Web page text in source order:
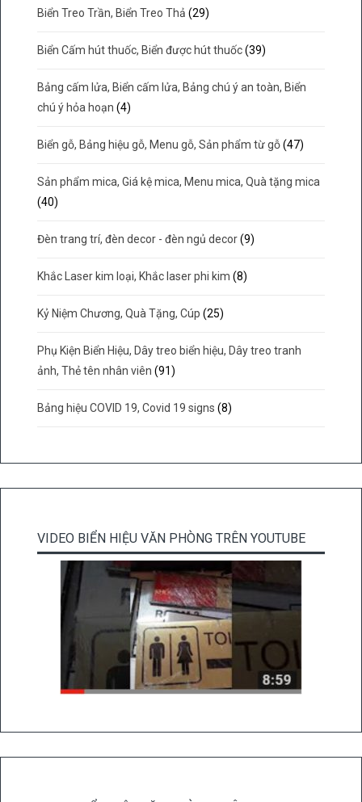
Biển Treo Trần, Biển Treo Thả (29)
Biển Cấm hút thuốc, Biển được hút thuốc (39)
Bảng cấm lửa, Biển cấm lửa, Bảng chú ý an toàn, Biển
chú ý hỏa hoạn (4)
Biển gỗ, Bảng hiệu gỗ, Menu gỗ, Sản phẩm từ gỗ (47)
Sản phẩm mica, Giá kệ mica, Menu mica, Quà tặng mica
(40)
Đèn trang trí, đèn decor - đèn ngủ decor (9)
Khắc Laser kim loại, Khắc laser phi kim (8)
Kỷ Niệm Chương, Quà Tặng, Cúp (25)
Phụ Kiện Biển Hiệu, Dây treo biển hiệu, Dây treo tranh
ảnh, Thẻ tên nhân viên (91)
Bảng hiệu COVID 19, Covid 19 signs (8)
VIDEO BIỂN HIỆU VĂN PHÒNG TRÊN YOUTUBE